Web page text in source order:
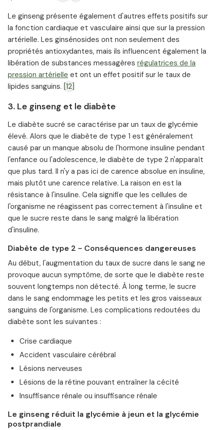
Le ginseng présente également d'autres effets positifs sur
la fonction cardiaque et vasculaire ainsi que sur la pression
artérielle. Les ginsénosides ont non seulement des
propriétés antioxydantes, mais ils influencent également la
libération de substances messagères régulatrices de la
pression artérielle et ont un effet positif sur le taux de
lipides sanguins. [12]
3. Le ginseng et le diabète
Le diabète sucré se caractérise par un taux de glycémie
élevé. Alors que le diabète de type 1 est généralement
causé par un manque absolu de l'hormone insuline pendant
l'enfance ou l'adolescence, le diabète de type 2 n'apparaît
que plus tard. Il n'y a pas ici de carence absolue en insuline,
mais plutôt une carence relative. La raison en est la
résistance à l'insuline. Cela signifie que les cellules de
l'organisme ne réagissent pas correctement à l'insuline et
que le sucre reste dans le sang malgré la libération
d'insuline.
Diabète de type 2 - Conséquences dangereuses
Au début, l'augmentation du taux de sucre dans le sang ne
provoque aucun symptôme, de sorte que le diabète reste
souvent longtemps non détecté. À long terme, le sucre
dans le sang endommage les petits et les gros vaisseaux
sanguins de l'organisme. Les complications redoutées du
diabète sont les suivantes :
Crise cardiaque
Accident vasculaire cérébral
Lésions nerveuses
Lésions de la rétine pouvant entraîner la cécité
Insuffisance rénale ou insuffisance rénale
Le ginseng réduit la glycémie à jeun et la glycémie
postprandiale